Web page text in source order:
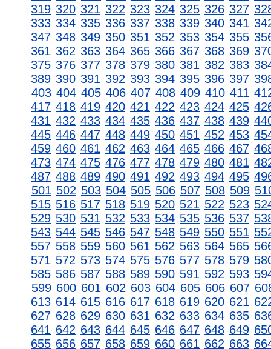
319 320 321 322 323 324 325 326 327
333 334 335 336 337 338 339 340 341
347 348 349 350 351 352 353 354 355
361 362 363 364 365 366 367 368 369
375 376 377 378 379 380 381 382 383
389 390 391 392 393 394 395 396 397
403 404 405 406 407 408 409 410 411
417 418 419 420 421 422 423 424 425
431 432 433 434 435 436 437 438 439
445 446 447 448 449 450 451 452 453
459 460 461 462 463 464 465 466 467
473 474 475 476 477 478 479 480 481
487 488 489 490 491 492 493 494 495
501 502 503 504 505 506 507 508 509
515 516 517 518 519 520 521 522 523
529 530 531 532 533 534 535 536 537
543 544 545 546 547 548 549 550 551
557 558 559 560 561 562 563 564 565
571 572 573 574 575 576 577 578 579
585 586 587 588 589 590 591 592 593
599 600 601 602 603 604 605 606 607
613 614 615 616 617 618 619 620 621
627 628 629 630 631 632 633 634 635
641 642 643 644 645 646 647 648 649
655 656 657 658 659 660 661 662 663